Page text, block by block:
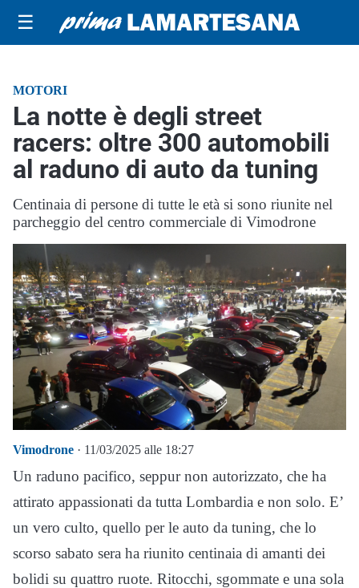
☰
MOTORI
La notte è degli street
racers: oltre 300 automobili
al raduno di auto da tuning
Centinaia di persone di tutte le età si sono riunite nel
parcheggio del centro commerciale di Vimodrone
Vimodrone · 11/03/2025 alle 18:27
Un raduno pacifico, seppur non autorizzato, che ha
attirato appassionati da tutta Lombardia e non solo. E’
un vero culto, quello per le auto da tuning, che lo
scorso sabato sera ha riunito centinaia di amanti dei
bolidi su quattro ruote. Ritocchi, sgommate e una sola